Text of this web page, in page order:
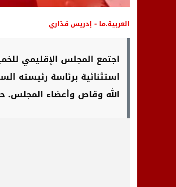
العربية.ما - إدريس قدّاري
استثنائية برئاسة رئيسته
الله وقاص وأعضاء المجلس.